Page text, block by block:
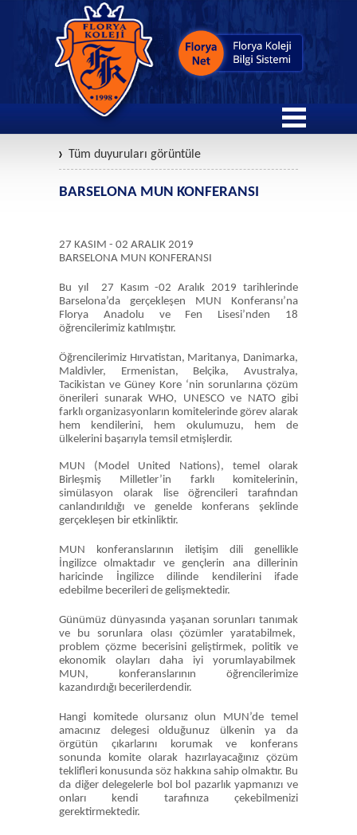
Tüm duyuruları görüntüle
BARSELONA MUN KONFERANSI
27 KASIM - 02 ARALIK 2019
BARSELONA MUN KONFERANSI
Bu yıl 27 Kasım -02 Aralık 2019 tarihlerinde
Barselona’da gerçekleşen MUN Konferansı’na
Florya Anadolu ve Fen Lisesi’nden 18
öğrencilerimiz katılmıştır.
Öğrencilerimiz Hırvatistan, Maritanya, Danimarka,
Maldivler, Ermenistan, Belçika, Avustralya,
Tacikistan ve Güney Kore ‘nin sorunlarına çözüm
önerileri sunarak WHO, UNESCO ve NATO gibi
farklı organizasyonların komitelerinde görev alarak
hem kendilerini, hem okulumuzu, hem de
ülkelerini başarıyla temsil etmişlerdir.
MUN (Model United Nations), temel olarak
Birleşmiş Milletler’in farklı komitelerinin,
simülasyon olarak lise öğrencileri tarafından
canlandırıldığı ve genelde konferans şeklinde
gerçekleşen bir etkinliktir.
MUN konferanslarının iletişim dili genellikle
İngilizce olmaktadır ve gençlerin ana dillerinin
haricinde İngilizce dilinde kendilerini ifade
edebilme becerileri de gelişmektedir.
Günümüz dünyasında yaşanan sorunları tanımak
ve bu sorunlara olası çözümler yaratabilmek,
problem çözme becerisini geliştirmek, politik ve
ekonomik olayları daha iyi yorumlayabilmek
MUN, konferanslarının öğrencilerimize
kazandırdığı becerilerdendir.
Hangi komitede olursanız olun MUN’de temel
amacınız delegesi olduğunuz ülkenin ya da
örgütün çıkarlarını korumak ve konferans
sonunda komite olarak hazırlayacağınız çözüm
teklifleri konusunda söz hakkına sahip olmaktır. Bu
da diğer delegelerle bol bol pazarlık yapmanızı ve
onları kendi tarafınıza çekebilmenizi
gerektirmektedir.